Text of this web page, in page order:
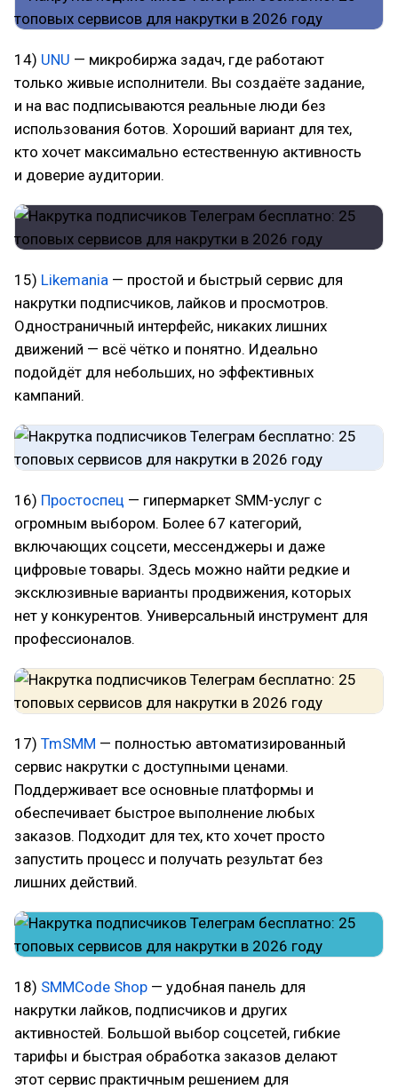
14) UNU — микробиржа задач, где работают
только живые исполнители. Вы создаёте задание,
и на вас подписываются реальные люди без
использования ботов. Хороший вариант для тех,
кто хочет максимально естественную активность
и доверие аудитории.
15) Likemania — простой и быстрый сервис для
накрутки подписчиков, лайков и просмотров.
Одностраничный интерфейс, никаких лишних
движений — всё чётко и понятно. Идеально
подойдёт для небольших, но эффективных
кампаний.
16) Простоспец — гипермаркет SMM-услуг с
огромным выбором. Более 67 категорий,
включающих соцсети, мессенджеры и даже
цифровые товары. Здесь можно найти редкие и
эксклюзивные варианты продвижения, которых
нет у конкурентов. Универсальный инструмент для
профессионалов.
17) TmSMM — полностью автоматизированный
сервис накрутки с доступными ценами.
Поддерживает все основные платформы и
обеспечивает быстрое выполнение любых
заказов. Подходит для тех, кто хочет просто
запустить процесс и получать результат без
лишних действий.
18) SMMCode Shop — удобная панель для
накрутки лайков, подписчиков и других
активностей. Большой выбор соцсетей, гибкие
тарифы и быстрая обработка заказов делают
этот сервис практичным решением для